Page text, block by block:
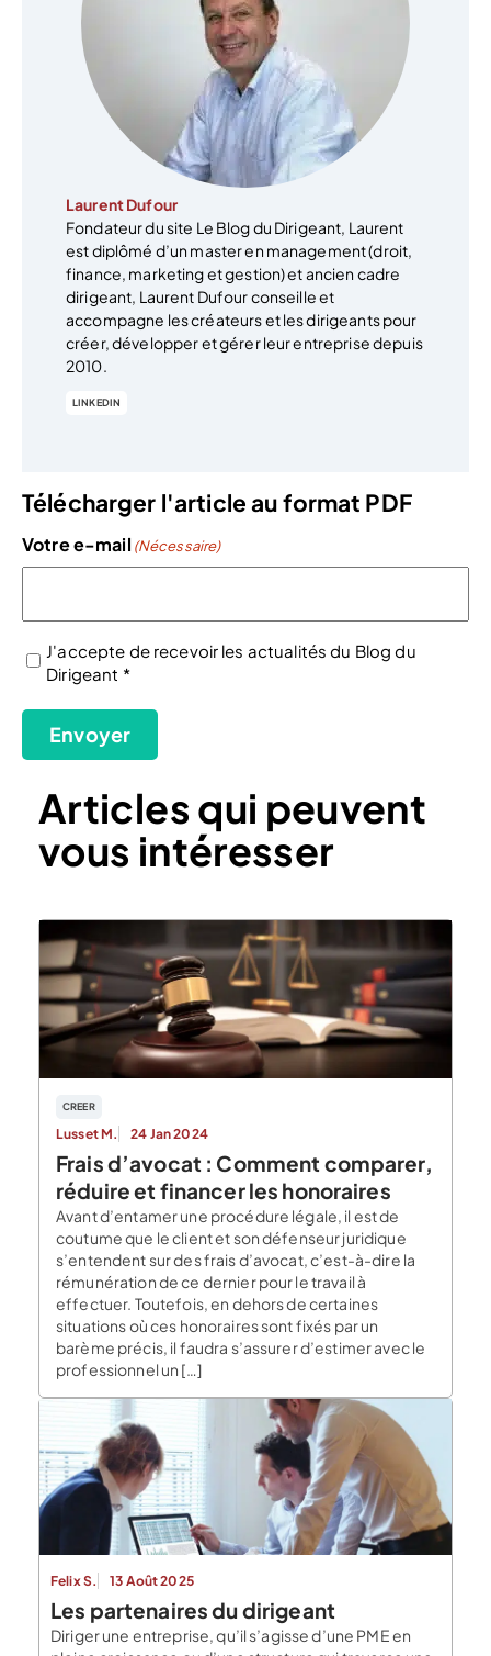
Laurent Dufour
Fondateur du site Le Blog du Dirigeant, Laurent
est diplômé d’un master en management (droit,
finance, marketing et gestion) et ancien cadre
dirigeant, Laurent Dufour conseille et
accompagne les créateurs et les dirigeants pour
créer, développer et gérer leur entreprise depuis
2010.
LINKEDIN
Télécharger l'article au format PDF
Votre e-mail (Nécessaire)
(Nécessaire)
J'accepte de recevoir les actualités du Blog du
Dirigeant *
Envoyer
Articles qui peuvent
vous intéresser
CREER
Lusset M. 24 Jan 2024
Frais d’avocat : Comment comparer,
réduire et financer les honoraires
Avant d’entamer une procédure légale, il est de
coutume que le client et son défenseur juridique
s’entendent sur des frais d’avocat, c’est-à-dire la
rémunération de ce dernier pour le travail à
effectuer. Toutefois, en dehors de certaines
situations où ces honoraires sont fixés par un
barème précis, il faudra s’assurer d’estimer avec le
professionnel un […]
Felix S. 13 Août 2025
Les partenaires du dirigeant
Diriger une entreprise, qu’il s’agisse d’une PME en